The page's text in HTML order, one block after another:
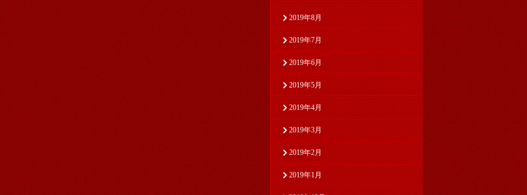
2019年8月
2019年7月
2019年6月
2019年5月
2019年4月
2019年3月
2019年2月
2019年1月